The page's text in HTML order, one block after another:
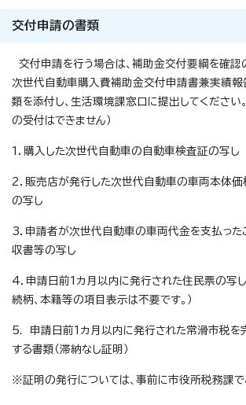
交付申請の書類
交付申請を行う場合は、補助金交付要綱を確認
次世代自動車購入費補助金交付申請書兼実績報
類を添付し、生活環境課窓口に提出してください。
の受付はできません）
1．購入した次世代自動車の自動車検査証の写し
2．販売店が発行した次世代自動車の車両本体価
の写し
3．申請者が次世代自動車の車両代金を支払った
収書等の写し
4．申請日前1カ月以内に発行された住民票の写し
続柄、本籍等の項目表示は不要です。）
5. 申請日前1カ月以内に発行された常滑市税を
する書類（滞納なし証明）
※証明の発行については、事前に市役所税務課で